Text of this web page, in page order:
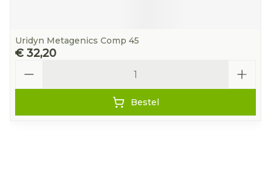
Uridyn Metagenics Comp 45
€ 32,20
Bestel